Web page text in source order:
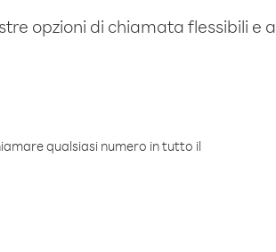
opzioni di chiamata flessibili e a
qualsiasi numero in tutto il